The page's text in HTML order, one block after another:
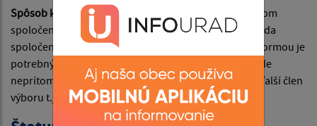
Spôsob konania za spoločenstvo:
Štatutárnym orgánom
spoločenstva je výbor. Za výbor navonok koná predseda
spoločenstva. V prípade právneho úkonu písomnou formou je
potrebný podpis aspoň dvoch členov výboru. V prípade
neprítomnosti predsedu spoločenstva zastupuje ho ďalší člen
výboru t.j. zvolený podpredseda.